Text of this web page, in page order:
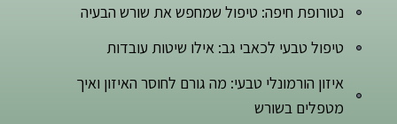
נטורופת חיפה: טיפול שמחפש את שורש הבעיה
טיפול טבעי לכאבי גב: אילו שיטות עובדות
איזון הורמונלי טבעי: מה גורם לחוסר האיזון ואיך
מטפלים בשורש